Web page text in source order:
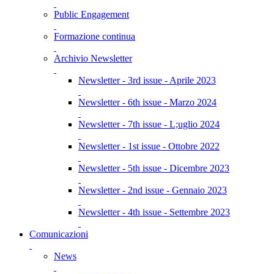
Public Engagement
Formazione continua
Archivio Newsletter
Newsletter - 3rd issue - Aprile 2023
Newsletter - 6th issue - Marzo 2024
Newsletter - 7th issue - L;uglio 2024
Newsletter - 1st issue - Ottobre 2022
Newsletter - 5th issue - Dicembre 2023
Newsletter - 2nd issue - Gennaio 2023
Newsletter - 4th issue - Settembre 2023
Comunicazioni
News